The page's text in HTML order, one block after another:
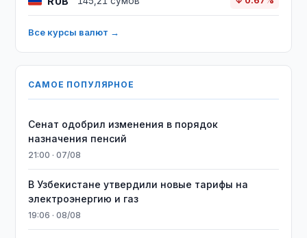
Все курсы валют →
САМОЕ ПОПУЛЯРНОЕ
Сенат одобрил изменения в порядок
назначения пенсий
21:00 · 07/08
В Узбекистане утвердили новые тарифы на
электроэнергию и газ
19:06 · 08/08